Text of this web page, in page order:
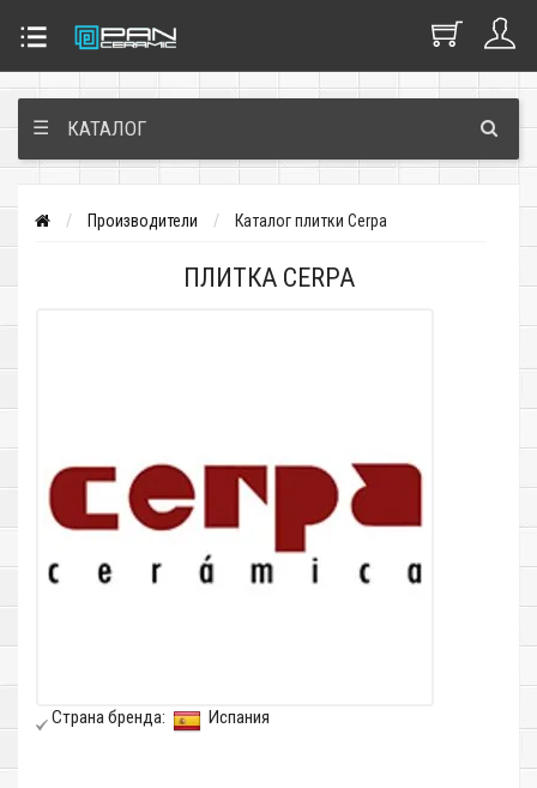
☰ КАТАЛОГ
Производители Каталог плитки Cerpa
ПЛИТКА CERPA
Страна бренда: Испания